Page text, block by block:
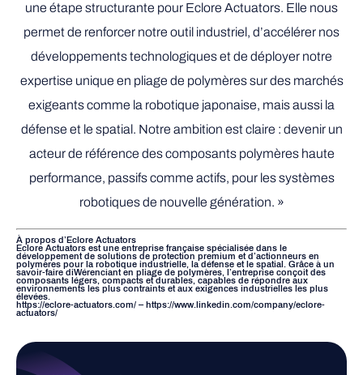
une étape structurante pour Eclore Actuators. Elle nous
permet de renforcer notre outil industriel, d’accélérer nos
développements technologiques et de déployer notre
expertise unique en pliage de polymères sur des marchés
exigeants comme la robotique japonaise, mais aussi la
défense et le spatial. Notre ambition est claire : devenir un
acteur de référence des composants polymères haute
performance, passifs comme actifs, pour les systèmes
robotiques de nouvelle génération. »
À propos d’Eclore Actuators
Eclore Actuators est une entreprise française spécialisée dans le
développement de solutions de protection premium et d’actionneurs en
polymères pour la robotique industrielle, la défense et le spatial. Grâce à un
savoir-faire diWérenciant en pliage de polymères, l’entreprise conçoit des
composants légers, compacts et durables, capables de répondre aux
environnements les plus contraints et aux exigences industrielles les plus
élevées.
https://eclore-actuators.com/ – https://www.linkedin.com/company/eclore-
actuators/